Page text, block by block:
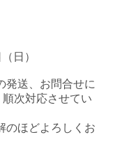
日）
発送、お問合せに
次対応させてい
のほどよろしくお